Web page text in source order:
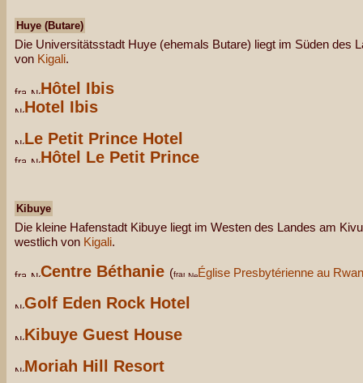
Huye (Butare)
Die Universitätsstadt Huye (ehemals Butare) liegt im Süden des
von Kigali.
Hôtel Ibis
Hotel Ibis
Le Petit Prince Hotel
Hôtel Le Petit Prince
Kibuye
Die kleine Hafenstadt Kibuye liegt im Westen des Landes am
westlich von Kigali.
Centre Béthanie ( Église Presbytérienne au
Golf Eden Rock Hotel
Kibuye Guest House
Moriah Hill Resort